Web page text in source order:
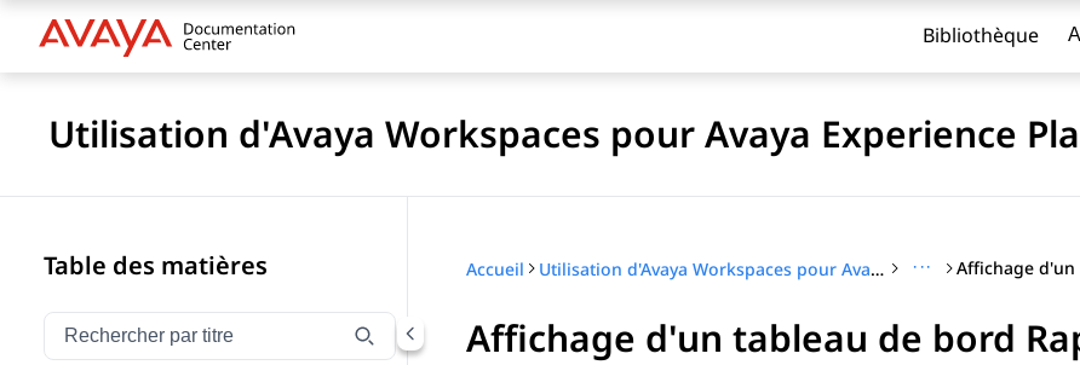
Bibliothèque
Utilisation d'Avaya Workspaces pour Avaya Experience
Table des matières
Filtrer la navigation par titre
Saisissez pour filtrer les éléments de navigation par titre
Accueil Utilisation d'Avaya Workspaces pour Avaya Experience Platform™ Public Cloud ···
Affichage d'un tableau de bord